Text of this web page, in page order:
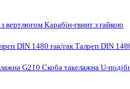
вертлюгом Карабін-гвинт з гайкою
DIN 1480 гак/гакТалреп DIN
G210 Скоба такелажна U-